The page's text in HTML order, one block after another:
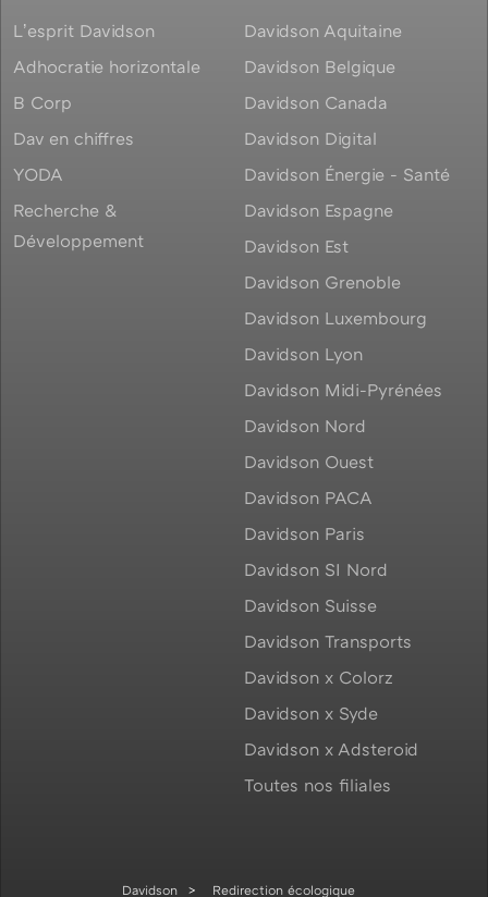
Lʼesprit Davidson
Adhocratie horizontale
B Corp
Dav en chiffres
YODA
Recherche &
Développement
Davidson Aquitaine
Davidson Belgique
Davidson Canada
Davidson Digital
Davidson Énergie - Santé
Davidson Espagne
Davidson Est
Davidson Grenoble
Davidson Luxembourg
Davidson Lyon
Davidson Midi-Pyrénées
Davidson Nord
Davidson Ouest
Davidson PACA
Davidson Paris
Davidson SI Nord
Davidson Suisse
Davidson Transports
Davidson x Colorz
Davidson x Syde
Davidson x Adsteroid
Toutes nos filiales
Davidson Redirection écologique